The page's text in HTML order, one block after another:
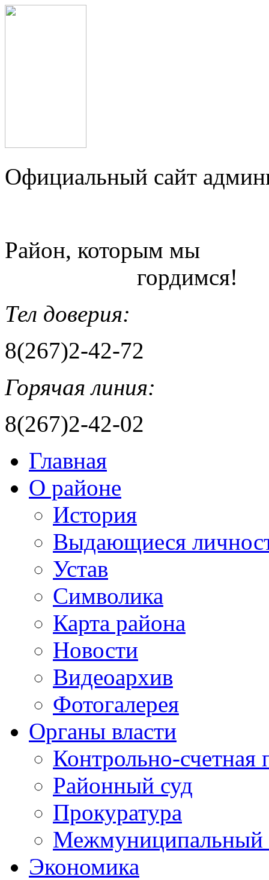
Официальный сайт
Район, которым мы
гордимся!
Тел доверия:
8(267)2-42-72
Горячая линия:
8(267)2-42-02
Главная
О районе
История
Выдающиеся
Устав
Символика
Карта района
Новости
Видеоархив
Фотогалерея
Органы власти
Контрольно-счетная
Районный суд
Прокуратура
Межмуниципальный
Экономика